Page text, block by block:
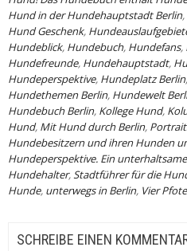
Hund in der Hundehauptstadt Berlin,
Hund Geschenk,
Hundeblick, Hundebuch, Hundefans,
Hundefreunde, Hundehauptstadt,
Hundeperspektive, Hundeplatz Berlin,
Hundethemen Berlin, Hundewelt
Hundebuch Berlin, Kollege Hund,
Hund, Mit Hund durch Berlin,
Hundebesitzern und ihren Hunden
Hundeperspektive. Ein
Hundehalter,Stadtführer für die
Hunde, unterwegs in Berlin, Vier
SCHREIBE EINEN